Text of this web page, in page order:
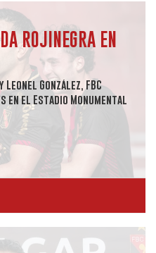
ROJINEGRA EN
Leonel González, FBC
en el Estadio Monumental